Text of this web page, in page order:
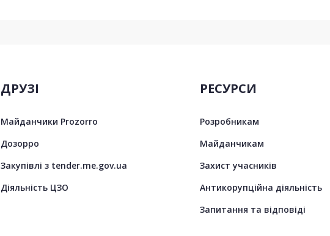
ДРУЗІ
Майданчики Prozorro
Дозорро
Закупівлі з tender.me.gov.ua
Діяльність ЦЗО
РЕСУРСИ
Розробникам
Майданчикам
Захист учасників
Антикорупційна діяльність
Запитання та відповіді